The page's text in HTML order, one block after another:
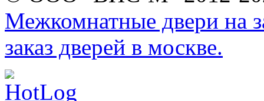
Межкомнатные двери на
заказ дверей в москве.